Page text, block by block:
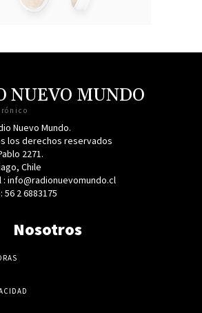
NUEVO MUNDO
Nuevo Mundo.
los derechos reservados
2271.
Chile
: info@radionuevomundo.cl
56 2 6883175
Nosotros